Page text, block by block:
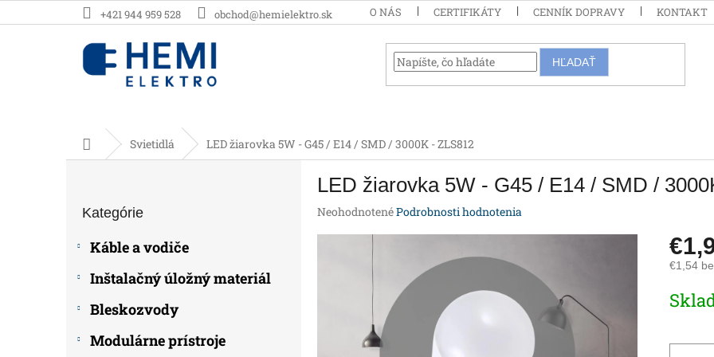
na
+421 944 959 528 obchod@hemielektro.sk O NÁS CERTIFIKÁTY CENNÍK DOPRAVY KONTAKT
HĽADAŤ
DomovSvietidlá LED žiarovka 5W - G45 / E14 / SMD / 3000K - ZLS812
kategórie
Kategórie
Káble a vodiče
Inštalačný úložný materiál
Bleskozvody
Modulárne prístroje
LED žiarovka 5W - G45 / E14 / SMD /
Priemerné
hviezdičiek.
NeohodnotenéPodrobnosti hodnotenia
€1,54
cena: